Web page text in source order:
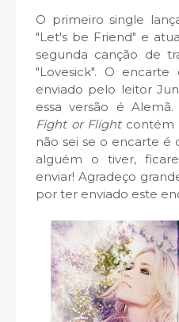
O primeiro single
"Let's be Friend" e
segunda canção de
"Lovesick". O
enviado pelo leitor
essa versão é
Fight or Flight contém
não sei se o encarte é
alguém o tiver,
enviar! Agradeço
por ter enviado este